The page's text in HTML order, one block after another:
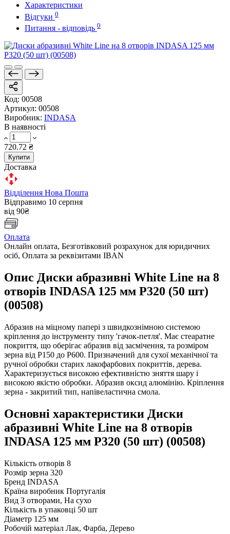
Характеристики
Відгуки 0
Питання - відповідь 0
Код: 00508
Артикул: 00508
Виробник: INDASA
В наявності
720.72 ₴
Купити
Доставка
Відділення Нова Пошта
Відправимо 10 серпня
від 90₴
Оплата
Онлайн оплата, Безготівковий розрахунок для юридичних
осіб, Оплата за реквізитами IBAN
Опис Диски абразивні White Line на 8
отворів INDASA 125 мм P320 (50 шт)
(00508)
Абразив на міцному папері з швидкознімною системою
кріплення до інструменту типу 'гачок-петля'. Має стеаратне
покриття, що оберігає абразив від засмічення, та розміром
зерна від Р150 до Р600. Призначений для сухої механічної та
ручної обробки старих лакофарбових покриттів, дерева.
Характеризується високою ефективністю зняття шару і
високою якістю обробки. Абразив оксид алюмінію. Кріплення
зерна - закритий тип, напівеластична смола.
Основні характеристики Диски
абразивні White Line на 8 отворів
INDASA 125 мм P320 (50 шт) (00508)
Кількість отворів 8
Розмір зерна 320
Бренд INDASA
Країна виробник Португалія
Вид З отворами, На сухо
Кількість в упаковці 50 шт
Діаметр 125 мм
Робочій матеріал Лак, Фарба, Дерево